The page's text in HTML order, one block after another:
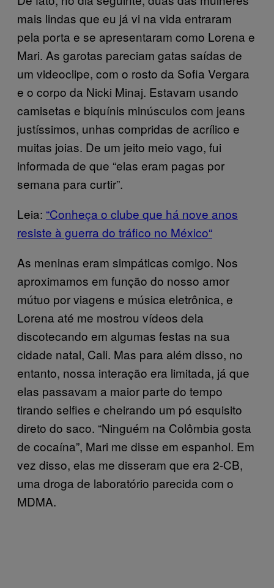
mais lindas que eu já vi na vida entraram
pela porta e se apresentaram como Lorena e
Mari. As garotas pareciam gatas saídas de
um videoclipe, com o rosto da Sofia Vergara
e o corpo da Nicki Minaj. Estavam usando
camisetas e biquínis minúsculos com jeans
justíssimos, unhas compridas de acrílico e
muitas joias. De um jeito meio vago, fui
informada de que “elas eram pagas por
semana para curtir”.
Leia: “Conheça o clube que há nove anos
resiste à guerra do tráfico no México“
As meninas eram simpáticas comigo. Nos
aproximamos em função do nosso amor
mútuo por viagens e música eletrônica, e
Lorena até me mostrou vídeos dela
discotecando em algumas festas na sua
cidade natal, Cali. Mas para além disso, no
entanto, nossa interação era limitada, já que
elas passavam a maior parte do tempo
tirando selfies e cheirando um pó esquisito
direto do saco. “Ninguém na Colômbia gosta
de cocaína”, Mari me disse em espanhol. Em
vez disso, elas me disseram que era 2-CB,
uma droga de laboratório parecida com o
MDMA.